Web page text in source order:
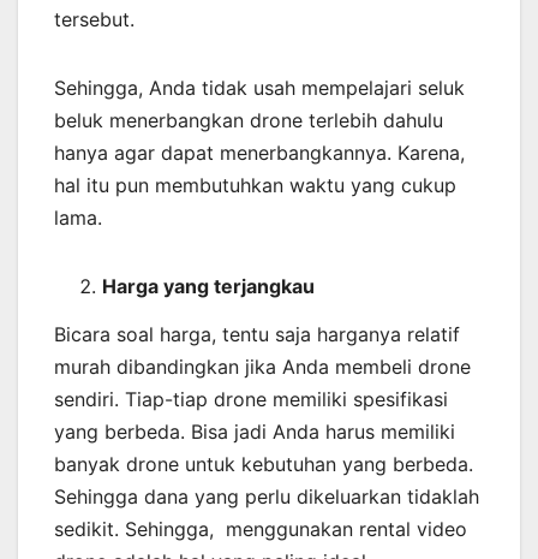
tersebut.
Sehingga, Anda tidak usah mempelajari seluk
beluk menerbangkan drone terlebih dahulu
hanya agar dapat menerbangkannya. Karena,
hal itu pun membutuhkan waktu yang cukup
lama.
Harga yang terjangkau
Bicara soal harga, tentu saja harganya relatif
murah dibandingkan jika Anda membeli drone
sendiri. Tiap-tiap drone memiliki spesifikasi
yang berbeda. Bisa jadi Anda harus memiliki
banyak drone untuk kebutuhan yang berbeda.
Sehingga dana yang perlu dikeluarkan tidaklah
sedikit. Sehingga, menggunakan rental video